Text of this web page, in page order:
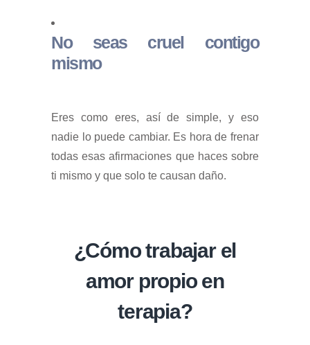
No seas cruel contigo
mismo
Eres como eres, así de simple, y eso
nadie lo puede cambiar. Es hora de frenar
todas esas afirmaciones que haces sobre
ti mismo y que solo te causan daño.
¿Cómo trabajar el
amor propio en
terapia?